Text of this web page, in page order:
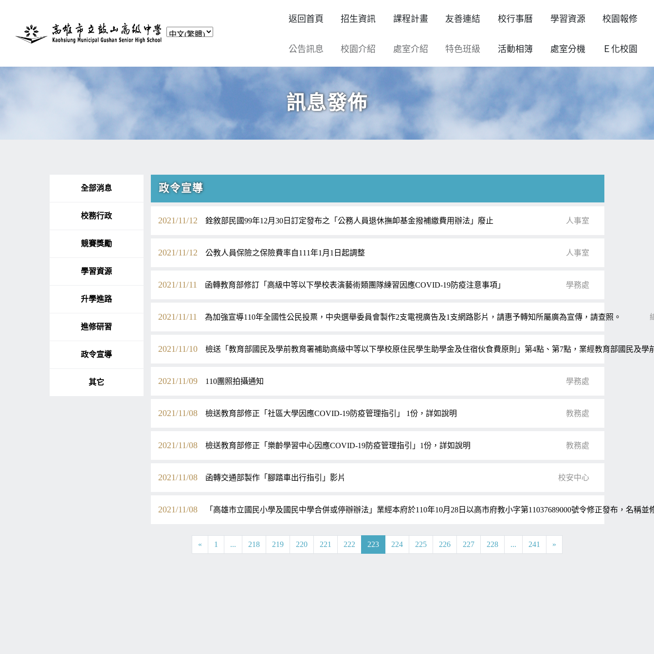
返回首頁 招生資訊 課程計畫 友善連結 校行事曆 學習資源 校園報修
公告訊息 校園介紹 處室介紹 特色班級 活動相簿 處室分機 Ｅ化校園
訊息發佈
全部消息
校務行政
競賽獎勵
學習資源
升學進路
進修研習
政令宣導
其它
政令宣導
2021/11/12 銓敘部民國99年12月30日訂定發布之「公務人員退休撫卹基金撥補繳費用辦法」廢止 人事室
2021/11/12 公教人員保險之保險費率自111年1月1日起調整 人事室
2021/11/11 函轉教育部修訂「高級中等以下學校表演藝術類團隊練習因應COVID-19防疫注意事項」 學務處
2021/11/11 為加強宣導110年全國性公民投票，中央選舉委員會製作2支電視廣告及1支網路影片，請惠予轉知所屬廣為宣傳，請查照。
2021/11/10 檢送「教育部國民及學前教育署補助高級中等以下學校原住民學生助學金及住宿伙食費原則」第4點、第7點，業經教育部國民及
2021/11/09 110團照拍攝通知 學務處
2021/11/08 檢送教育部修正「社區大學因應COVID-19防疫管理指引」 1份，詳如說明 教務處
2021/11/08 檢送教育部修正「樂齡學習中心因應COVID-19防疫管理指引」1份，詳如說明 教務處
2021/11/08 函轉交通部製作「腳踏車出行指引」影片 校安中心
2021/11/08 「高雄市立國民小學及國民中學合併或停辦辦法」業經本府於110年10月28日以高市府教小字第11037689000號令修正發布，名
« 1 ... 218 219 220 221 222 223 224 225 226 227 228 ... 241 »